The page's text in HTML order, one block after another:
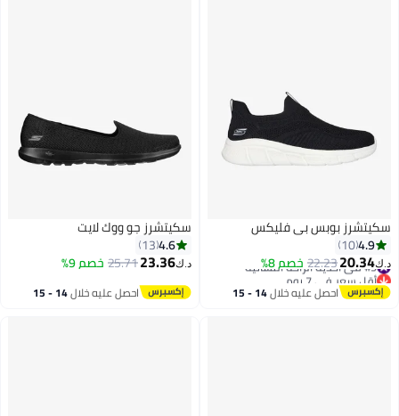
2
سكيتشرز بوبس بي فليكس
4.9
10
د.ك‏20.34
22.23خصم 8% #9 في أحذية الراحة النسائية
أقل سعر في 7 يوم
#9 في أحذية الراحة النسائية احصل عليه خلال 14 - 15
2
سكيتشرز جو ووك لايت
4.6
13
د.ك‏23.36
25.71خصم 9%
احصل عليه خلال 14 - 15